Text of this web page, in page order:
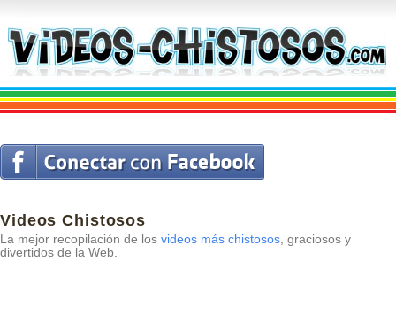
Videos Chistosos
La mejor recopilación de los videos más chistosos, graciosos y
divertidos de la Web.